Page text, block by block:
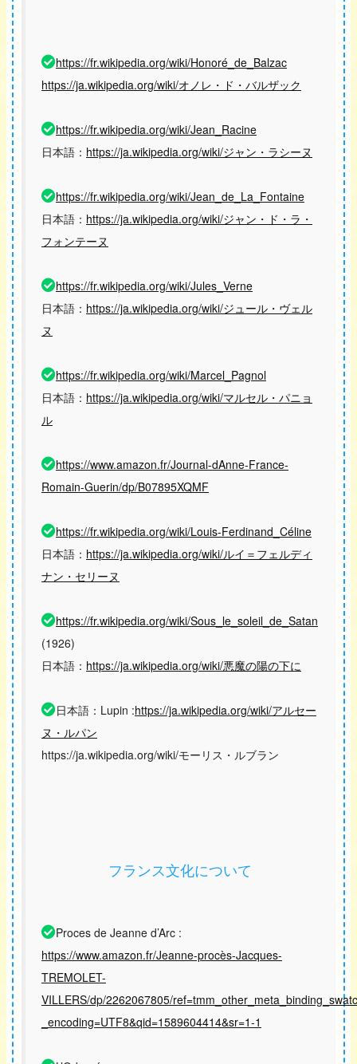
https://fr.wikipedia.org/wiki/Honoré_de_Balzac
https://ja.wikipedia.org/wiki/オノレ・ド・バルザック
https://fr.wikipedia.org/wiki/Jean_Racine
日本語： https://ja.wikipedia.org/wiki/ジャン・ラシーヌ
https://fr.wikipedia.org/wiki/Jean_de_La_Fontaine
日本語： https://ja.wikipedia.org/wiki/ジャン・ド・ラ・
フォンテーヌ
https://fr.wikipedia.org/wiki/Jules_Verne
日本語： https://ja.wikipedia.org/wiki/ジュール・ヴェル
ヌ
https://fr.wikipedia.org/wiki/Marcel_Pagnol
日本語： https://ja.wikipedia.org/wiki/マルセル・パニョ
ル
https://www.amazon.fr/Journal-dAnne-France-
Romain-Guerin/dp/B07895XQMF
https://fr.wikipedia.org/wiki/Louis-Ferdinand_Céline
日本語： https://ja.wikipedia.org/wiki/ルイ＝フェルディ
ナン・セリーヌ
https://fr.wikipedia.org/wiki/Sous_le_soleil_de_Satan
(1926)
日本語： https://ja.wikipedia.org/wiki/悪魔の陽の下に
日本語：Lupin :https://ja.wikipedia.org/wiki/アルセー
ヌ・ルパン
https://ja.wikipedia.org/wiki/モーリス・ルブラン
フランス文化について
Proces de Jeanne d’Arc :
https://www.amazon.fr/Jeanne-procès-Jacques-
TREMOLET-
VILLERS/dp/2262067805/
_encoding=UTF8&qid=1589604414&sr=1-1